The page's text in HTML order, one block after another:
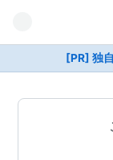
[PR] 独